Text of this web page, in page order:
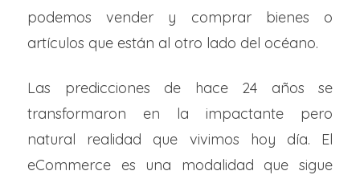
podemos vender y comprar bienes o
artículos que están al otro lado del océano.
Las predicciones de hace 24 años se
transformaron en la impactante pero
natural realidad que vivimos hoy día. El
eCommerce es una modalidad que sigue